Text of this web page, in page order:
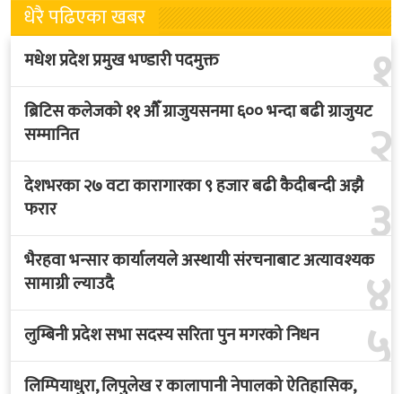
धेरै पढिएका खबर
१
मधेश प्रदेश प्रमुख भण्डारी पदमुक्त
२
ब्रिटिस कलेजको ११ औँ ग्राजुयसनमा ६०० भन्दा बढी ग्राजुयट
सम्मानित
३
देशभरका २७ वटा कारागारका ९ हजार बढी कैदीबन्दी अझै
फरार
४
भैरहवा भन्सार कार्यालयले अस्थायी संरचनाबाट अत्यावश्यक
सामाग्री ल्याउदै
५
लुम्बिनी प्रदेश सभा सदस्य सरिता पुन मगरको निधन
लिम्पियाधुरा, लिपुलेख र कालापानी नेपालको ऐतिहासिक,